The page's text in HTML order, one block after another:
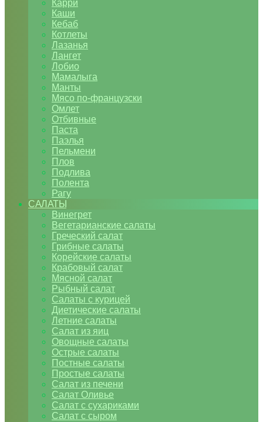
Карри
Каши
Кебаб
Котлеты
Лазанья
Лангет
Лобио
Мамалыга
Манты
Мясо по-французски
Омлет
Отбивные
Паста
Паэлья
Пельмени
Плов
Подлива
Полента
Рагу
САЛАТЫ
Винегрет
Вегетарианские салаты
Греческий салат
Грибные салаты
Корейские салаты
Крабовый салат
Мясной салат
Рыбный салат
Салаты с курицей
Диетические салаты
Летние салаты
Салат из яиц
Овощные салаты
Острые салаты
Постные салаты
Простые салаты
Салат из печени
Салат Оливье
Салат с сухариками
Салат с сыром